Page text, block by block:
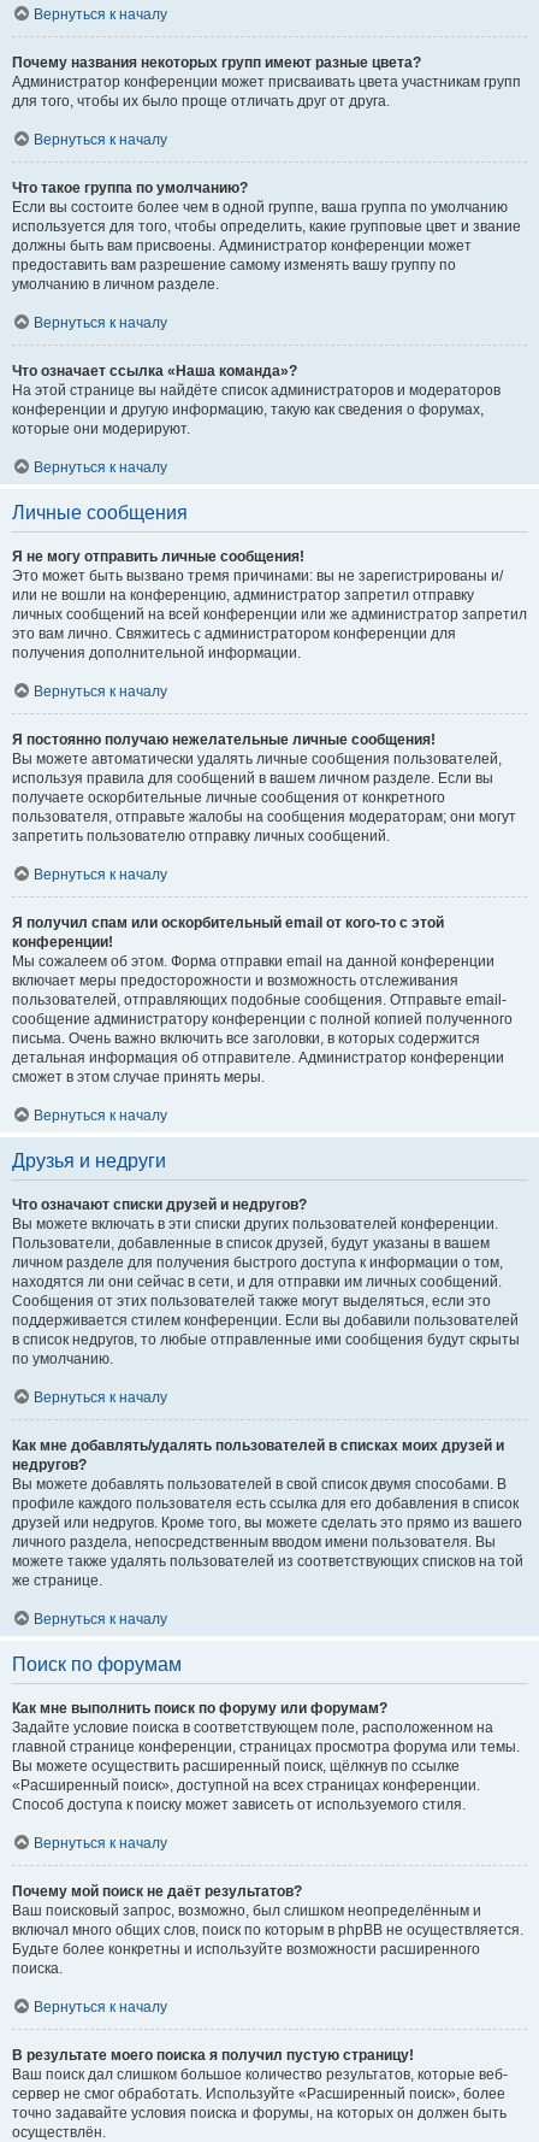
Вернуться к началу
Почему названия некоторых групп имеют разные цвета?
Администратор конференции может присваивать цвета участникам групп
для того, чтобы их было проще отличать друг от друга.
Вернуться к началу
Что такое группа по умолчанию?
Если вы состоите более чем в одной группе, ваша группа по умолчанию
используется для того, чтобы определить, какие групповые цвет и звание
должны быть вам присвоены. Администратор конференции может
предоставить вам разрешение самому изменять вашу группу по
умолчанию в личном разделе.
Вернуться к началу
Что означает ссылка «Наша команда»?
На этой странице вы найдёте список администраторов и модераторов
конференции и другую информацию, такую как сведения о форумах,
которые они модерируют.
Вернуться к началу
Личные сообщения
Я не могу отправить личные сообщения!
Это может быть вызвано тремя причинами: вы не зарегистрированы и/
или не вошли на конференцию, администратор запретил отправку
личных сообщений на всей конференции или же администратор запретил
это вам лично. Свяжитесь с администратором конференции для
получения дополнительной информации.
Вернуться к началу
Я постоянно получаю нежелательные личные сообщения!
Вы можете автоматически удалять личные сообщения пользователей,
используя правила для сообщений в вашем личном разделе. Если вы
получаете оскорбительные личные сообщения от конкретного
пользователя, отправьте жалобы на сообщения модераторам; они могут
запретить пользователю отправку личных сообщений.
Вернуться к началу
Я получил спам или оскорбительный email от кого-то с этой
конференции!
Мы сожалеем об этом. Форма отправки email на данной конференции
включает меры предосторожности и возможность отслеживания
пользователей, отправляющих подобные сообщения. Отправьте email-
сообщение администратору конференции с полной копией полученного
письма. Очень важно включить все заголовки, в которых содержится
детальная информация об отправителе. Администратор конференции
сможет в этом случае принять меры.
Вернуться к началу
Друзья и недруги
Что означают списки друзей и недругов?
Вы можете включать в эти списки других пользователей конференции.
Пользователи, добавленные в список друзей, будут указаны в вашем
личном разделе для получения быстрого доступа к информации о том,
находятся ли они сейчас в сети, и для отправки им личных сообщений.
Сообщения от этих пользователей также могут выделяться, если это
поддерживается стилем конференции. Если вы добавили пользователей
в список недругов, то любые отправленные ими сообщения будут скрыты
по умолчанию.
Вернуться к началу
Как мне добавлять/удалять пользователей в списках моих друзей и
недругов?
Вы можете добавлять пользователей в свой список двумя способами. В
профиле каждого пользователя есть ссылка для его добавления в список
друзей или недругов. Кроме того, вы можете сделать это прямо из вашего
личного раздела, непосредственным вводом имени пользователя. Вы
можете также удалять пользователей из соответствующих списков на той
же странице.
Вернуться к началу
Поиск по форумам
Как мне выполнить поиск по форуму или форумам?
Задайте условие поиска в соответствующем поле, расположенном на
главной странице конференции, страницах просмотра форума или темы.
Вы можете осуществить расширенный поиск, щёлкнув по ссылке
«Расширенный поиск», доступной на всех страницах конференции.
Способ доступа к поиску может зависеть от используемого стиля.
Вернуться к началу
Почему мой поиск не даёт результатов?
Ваш поисковый запрос, возможно, был слишком неопределённым и
включал много общих слов, поиск по которым в phpBB не осуществляется.
Будьте более конкретны и используйте возможности расширенного
поиска.
Вернуться к началу
В результате моего поиска я получил пустую страницу!
Ваш поиск дал слишком большое количество результатов, которые веб-
сервер не смог обработать. Используйте «Расширенный поиск», более
точно задавайте условия поиска и форумы, на которых он должен быть
осуществлён.